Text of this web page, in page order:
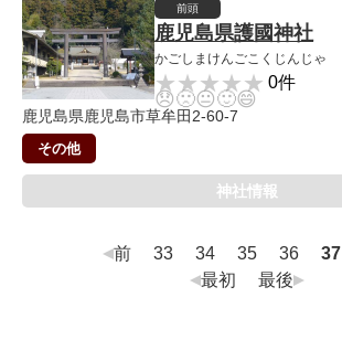
前頭
鹿児島県護國神社
かごしまけんごこくじんじゃ
★★★★★
★★★★★ 0件
😞🙁😐🙂😄
鹿児島県鹿児島市草牟田2-60-7
その他
神社情報
前 33 34 35 36 37
最初
最後